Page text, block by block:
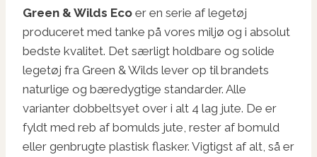
Green & Wilds Eco er en serie af legetøj
produceret med tanke på vores miljø og i absolut
bedste kvalitet. Det særligt holdbare og solide
legetøj fra Green & Wilds lever op til brandets
naturlige og bæredygtige standarder. Alle
varianter dobbeltsyet over i alt 4 lag jute. De er
fyldt med reb af bomulds jute, rester af bomuld
eller genbrugte plastisk flasker. Vigtigst af alt, så er